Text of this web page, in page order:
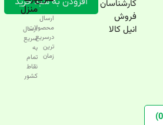
کارشناسان
فروش
انیل کالا
ارسال
محصولات
درسریع‌
ترین
زمان
منزل
ارسال
سریع
به
تمام
نقاط
کشور